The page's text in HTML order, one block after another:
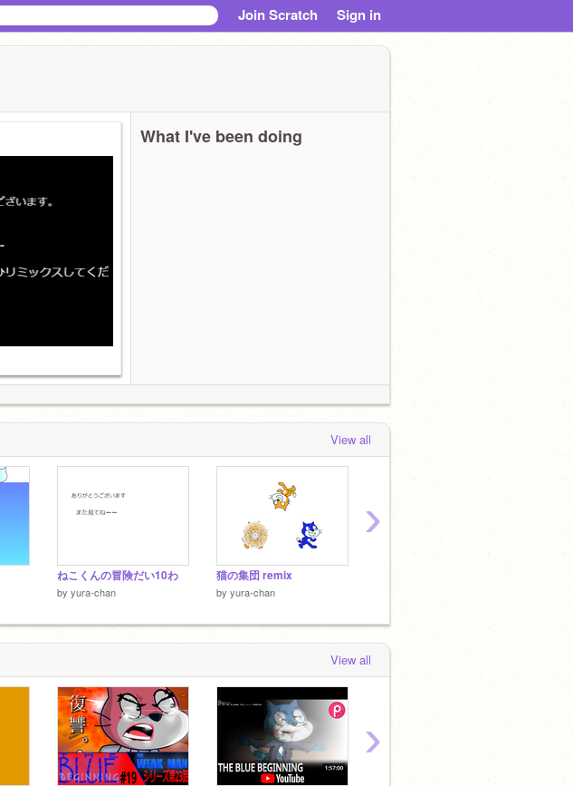
Join Scratch Sign in
What I've been doing
View all
ねこくんの冒険だい10わ
by yura-chan
猫の集団 remix
by yura-chan
›
View all
›